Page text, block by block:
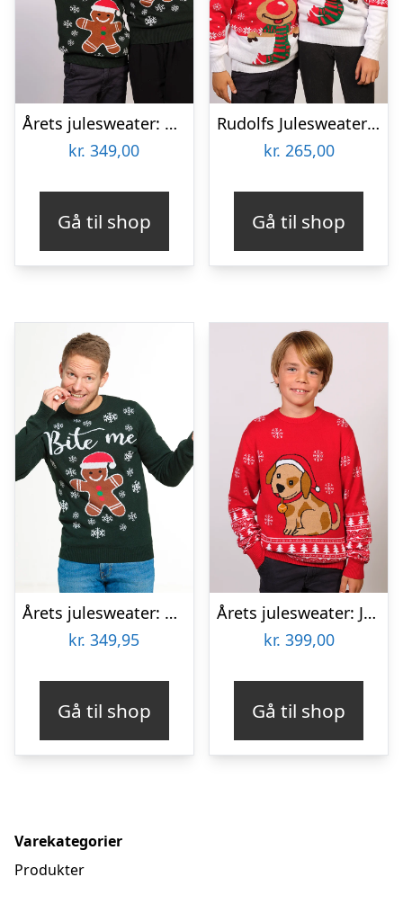
Årets julesweater: Bite Me – Børn. Ugly Christmas Sweater lavet i Danmark
kr. 349,00
Gå til shop
Rudolfs Julesweater Rød – Børn.
kr. 265,00
Gå til shop
Årets julesweater: Bite Me – herre / mænd. Ugly Christmas Sweater lavet i Danmark
kr. 349,95
Gå til shop
Årets julesweater: Julemandens Lille Hjælper – Børn. Ugly Christmas Sweater lavet i Danmark
kr. 399,00
Gå til shop
Varekategorier
Produkter